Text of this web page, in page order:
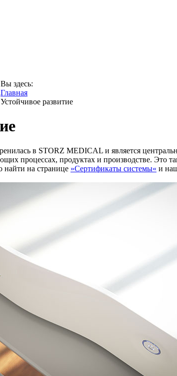
Вы здесь:
Главная
Устойчивое развитие
в STORZ MEDICAL и является
процессах, продуктах и производстве. Это
найти на странице »Сертификаты системы« и